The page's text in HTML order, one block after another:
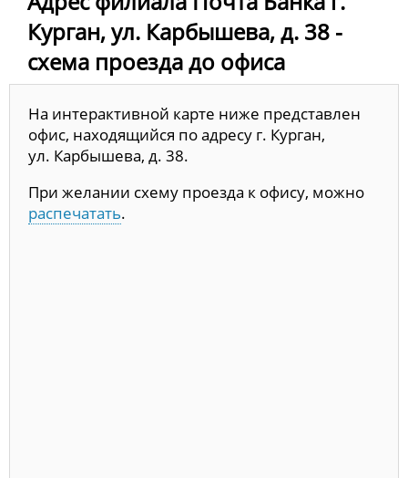
Курган, ул. Карбышева, д. 38 -
схема проезда до офиса
На интерактивной карте ниже представлен
офис, находящийся по адресу г. Курган,
ул. Карбышева, д. 38.
При желании схему проезда к офису, можно
распечатать.